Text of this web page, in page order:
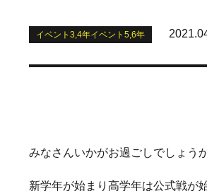
イベント3,4年イベント5,6年
みなさんいかがお過ごしでしょう
新学年が始まり高学年は公式戦が